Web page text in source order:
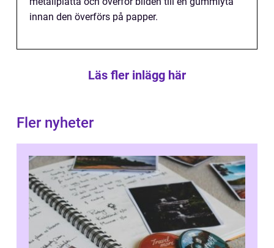
innan den överförs på papper.
Läs fler inlägg här
Fler nyheter